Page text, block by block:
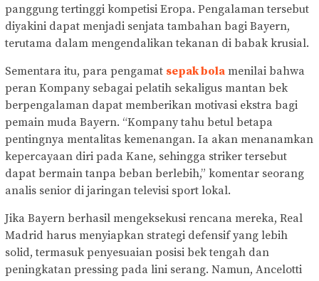
panggung tertinggi kompetisi Eropa. Pengalaman tersebut
diyakini dapat menjadi senjata tambahan bagi Bayern,
terutama dalam mengendalikan tekanan di babak krusial.
Sementara itu, para pengamat sepak bola menilai bahwa
peran Kompany sebagai pelatih sekaligus mantan bek
berpengalaman dapat memberikan motivasi ekstra bagi
pemain muda Bayern. “Kompany tahu betul betapa
pentingnya mentalitas kemenangan. Ia akan menanamkan
kepercayaan diri pada Kane, sehingga striker tersebut
dapat bermain tanpa beban berlebih,” komentar seorang
analis senior di jaringan televisi sport lokal.
Jika Bayern berhasil mengeksekusi rencana mereka, Real
Madrid harus menyiapkan strategi defensif yang lebih
solid, termasuk penyesuaian posisi bek tengah dan
peningkatan pressing pada lini serang. Namun, Ancelotti